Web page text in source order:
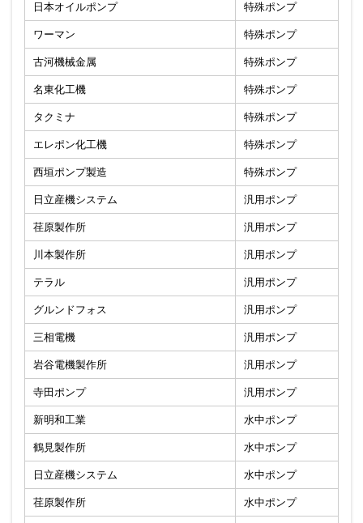
日本オイルポンプ 特殊ポンプ
ワーマン 特殊ポンプ
古河機械金属 特殊ポンプ
名東化工機 特殊ポンプ
タクミナ 特殊ポンプ
エレポン化工機 特殊ポンプ
西垣ポンプ製造 特殊ポンプ
日立産機システム 汎用ポンプ
荏原製作所 汎用ポンプ
川本製作所 汎用ポンプ
テラル 汎用ポンプ
グルンドフォス 汎用ポンプ
三相電機 汎用ポンプ
岩谷電機製作所 汎用ポンプ
寺田ポンプ 汎用ポンプ
新明和工業 水中ポンプ
鶴見製作所 水中ポンプ
日立産機システム 水中ポンプ
荏原製作所 水中ポンプ